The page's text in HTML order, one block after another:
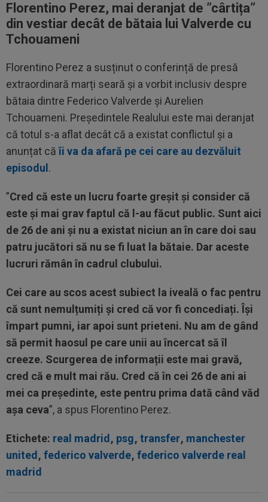
Florentino Perez, mai deranjat de ”cârtița”
din vestiar decât de bătaia lui Valverde cu
Tchouameni
Florentino Perez a susținut o conferință de presă
extraordinară marți seară și a vorbit inclusiv despre
bătaia dintre Federico Valverde și Aurelien
Tchouameni. Președintele Realului este mai deranjat
că totul s-a aflat decât că a existat conflictul și a
anunțat căîi va da afară pe cei care au dezvăluit
episodul .
”Cred că este un lucru foarte greșit și consider că
este și mai grav faptul că l-au făcut public. Sunt aici
de 26 de ani și nu a existat niciun an în care doi sau
patru jucători să nu se fi luat la bătaie. Dar aceste
lucruri rămân în cadrul clubului.
Cei care au scos acest subiect la iveală o fac pentru
că sunt nemulțumiți și cred că vor fi concediați. Își
împart pumni, iar apoi sunt prieteni. Nu am de gând
să permit haosul pe care unii au încercat să îl
creeze. Scurgerea de informații este mai gravă,
cred că e mult mai rău. Cred că în cei 26 de ani ai
mei ca președinte, este pentru prima dată când văd
așa ceva”, a spus Florentino Perez.
Etichete: real madrid , psg, transfer, manchester
united , federico valverde, federico valverde real
madrid